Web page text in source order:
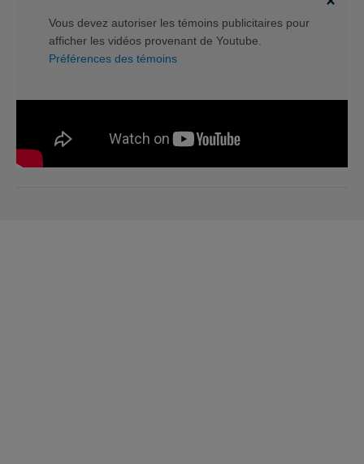
Vous devez autoriser les témoins publicitaires pour
afficher les vidéos provenant de Youtube.
Préférences des témoins